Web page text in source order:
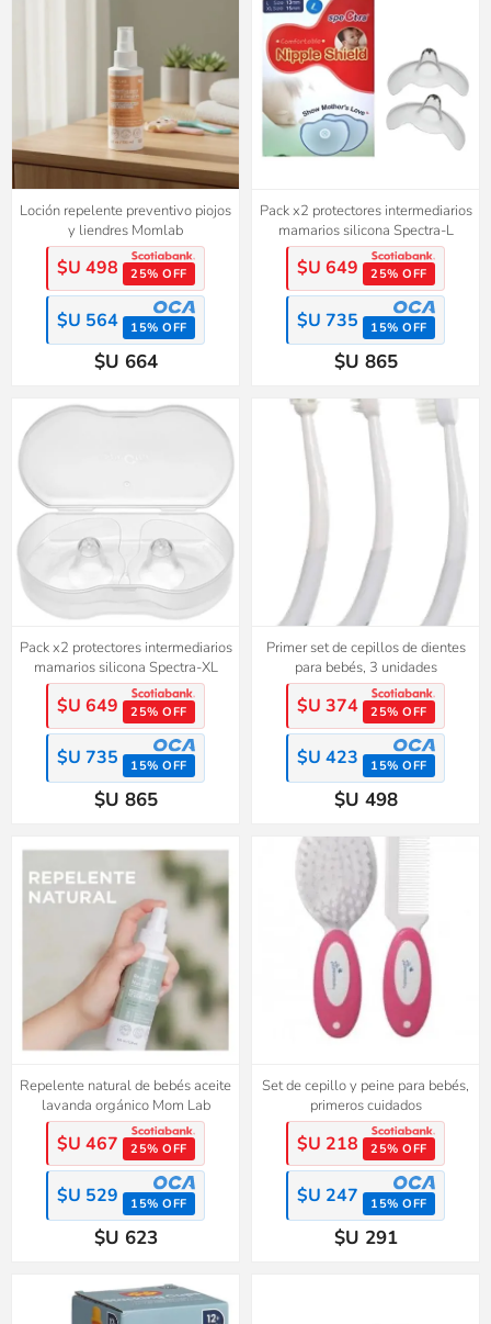
Loción repelente preventivo piojos
y liendres Momlab
$U 498 25% OFF
$U 564 15% OFF
$U 664
Pack x2 protectores intermediarios
mamarios silicona Spectra-L
$U 649 25% OFF
$U 735 15% OFF
$U 865
Pack x2 protectores intermediarios
mamarios silicona Spectra-XL
$U 649 25% OFF
$U 735 15% OFF
$U 865
Primer set de cepillos de dientes
para bebés, 3 unidades
$U 374 25% OFF
$U 423 15% OFF
$U 498
Repelente natural de bebés aceite
lavanda orgánico Mom Lab
$U 467 25% OFF
$U 529 15% OFF
$U 623
Set de cepillo y peine para bebés,
primeros cuidados
$U 218 25% OFF
$U 247 15% OFF
$U 291